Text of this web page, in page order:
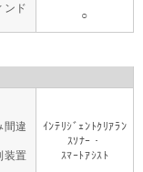
ンド
○
間違
装置
ｲﾝﾃﾘｼﾞｪﾝﾄｸﾘｱﾗﾝ
ｽｿﾅｰ・
ｽﾏｰﾄｱｼｽﾄ